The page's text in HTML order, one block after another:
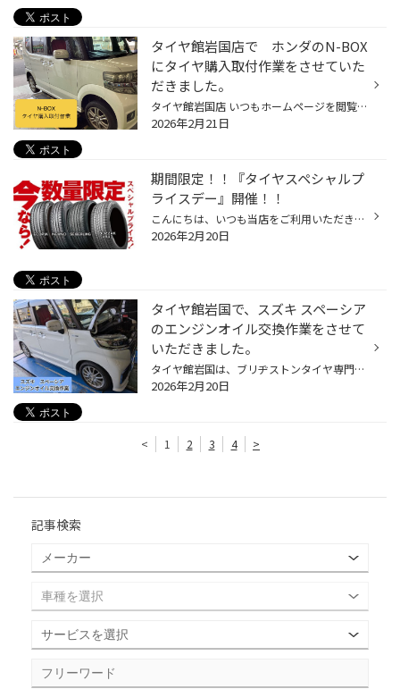
タイヤ館岩国店で ホンダのN-BOX
にタイヤ購入取付作業をさせていた
だきました。
タイヤ館岩国店 いつもホームページを閲覧頂き誠にありがとうございます！ 今回はホンダのN-BOXをお乗りのお客様からのご依頼で、タイヤ購入取付作業をさせていただきました。 取付するタイヤは新車装着タイヤと同等グレードであるエコピアNH200Cです。 それではまずタイヤを組み込んでいきます。 ...
2026年2月21日
期間限定！！『タイヤスペシャルプ
ライスデー』開催！！
こんにちは、いつも当店をご利用いただきましてありがとうございます。 2/20(金)～3/1(日)まで、コクピット・タイヤ館におきまして、 期間限定！ サイズ限定！！ 数量限定！！！ お得にお買い求めいただける、「タイヤスペシャルプライスデー」がスタートします！ お得なタイヤのご紹介！！ ワゴンR...
2026年2月20日
タイヤ館岩国で、スズキ スペーシア
のエンジンオイル交換作業をさせて
いただきました。
タイヤ館岩国は、ブリヂストンタイヤ専門店になります。 ご存知の方もおられるとおもいますが、当日ではエンジンオイル交換作業もできます。 今回はいつもご利用されているスズキ スペーシアのお客様からの依頼でエンジンオイル交換作業をさせていただきました。 今回も選ばれエンジンオイルはコチ...
2026年2月20日
< 1 2 3 4 >
記事検索